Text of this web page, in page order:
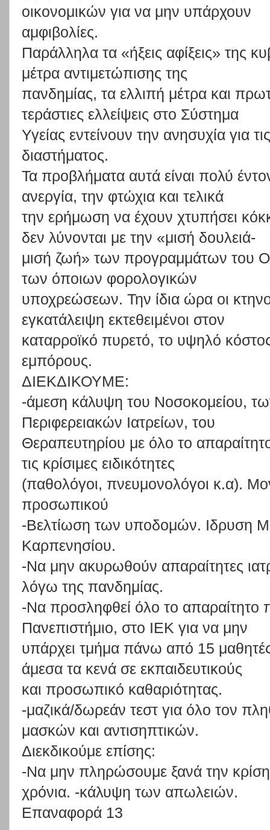
οικονομικών για να μην υπάρχουν
αμφιβολίες.
Παράλληλα τα «ήξεις αφίξεις» της
μέτρα αντιμετώπισης της
πανδημίας, τα ελλιπή μέτρα και
τεράστιες ελλείψεις στο Σύστημα
Υγείας εντείνουν την ανησυχία για
διαστήματος.
Τα προβλήματα αυτά είναι πολύ
ανεργία, την φτώχια και τελικά
την ερήμωση να έχουν χτυπήσει
δεν λύνονται με την «μισή δουλειά-
μισή ζωή» των προγραμμάτων του
των όποιων φορολογικών
υποχρεώσεων. Την ίδια ώρα οι
εγκατάλειψη εκτεθειμένοι στον
καταρροϊκό πυρετό, το υψηλό
εμπόρους.
ΔΙΕΚΔΙΚΟΥΜΕ:
-άμεση κάλυψη του Νοσοκομείου, τω
Περιφερειακών Ιατρείων, του
Θεραπευτηρίου με όλο το
τις κρίσιμες ειδικότητες
(παθολόγοι, πνευμονολόγοι κ.α).
προσωπικού
-Βελτίωση των υποδομών. Ιδρυση
Καρπενησίου.
-Να μην ακυρωθούν απαραίτητες
λόγω της πανδημίας.
-Να προσληφθεί όλο το απαραίτητο
Πανεπιστήμιο, στο ΙΕΚ για να μην
υπάρχει τμήμα πάνω από 15
άμεσα τα κενά σε εκπαιδευτικούς
και προσωπικό καθαριότητας.
-μαζικά/δωρεάν τεστ για όλο τον
μασκών και αντισηπτικών.
Διεκδικούμε επίσης:
-Να μην πληρώσουμε ξανά την
χρόνια. -κάλυψη των απωλειών.
Επαναφορά 13